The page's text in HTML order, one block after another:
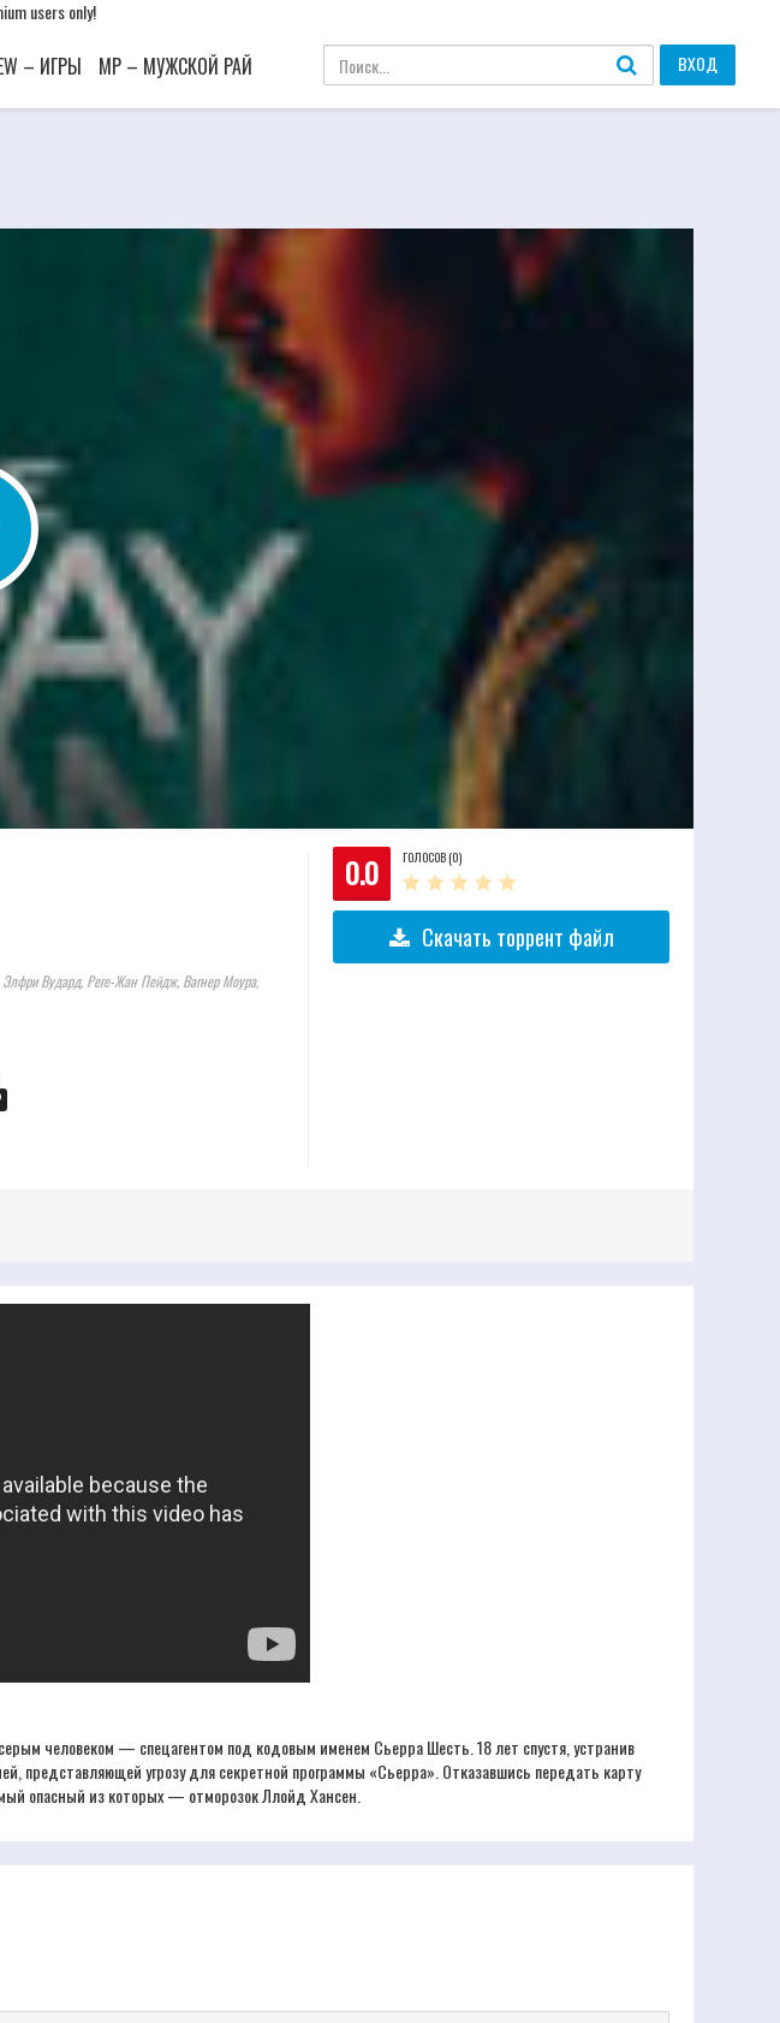
users only!
users only!
– ИГРЫ MP – МУЖСКОЙ РАЙ ВХОД
0.0 ГОЛОСОВ (0)
Скачать торрент файл
Вудард, Реге-Жан Пейдж, Вагнер Моура,
человеком — спецагентом под кодовым именем Сьерра Шесть. 18 лет спустя, устранив
представляющей угрозу для секретной программы «Сьерра». Отказавшись передать карту
опасный из которых — отморозок Ллойд Хансен.